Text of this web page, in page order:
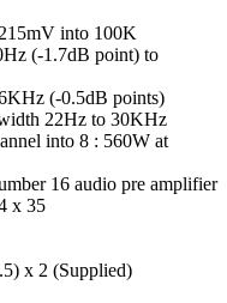
into 100K
(-1.7dB point) to
(-0.5dB points)
22Hz to 30KHz
into 8 : 560W at
16 audio pre amplifier
x 35
x 2 (Supplied)